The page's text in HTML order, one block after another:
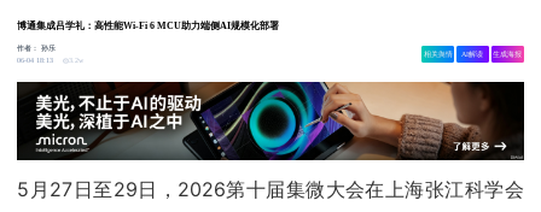
博通集成吕学礼：高性能Wi-Fi 6 MCU助力端侧AI规模化部署
作者：孙乐
06-04 18:13
3.2w
相关舆情 AI解读 生成海报
5月27日至29日，2026第十届集微大会在上海张江科学会